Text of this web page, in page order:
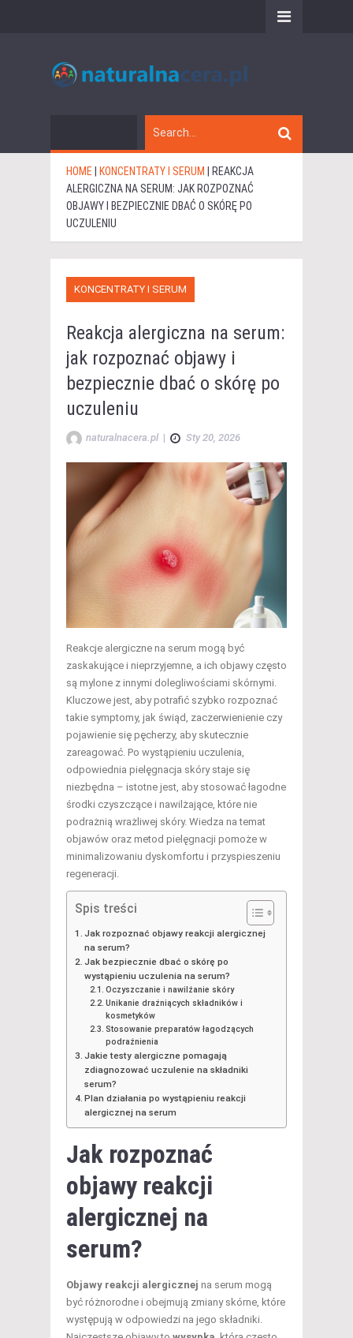
HOME KONCENTRATY I SERUM
REAKCJA
ALERGICZNA NA SERUM: JAK ROZPOZNAĆ
OBJAWY I BEZPIECZNIE DBAĆ O SKÓRĘ PO
UCZULENIU
KONCENTRATY I SERUM
Reakcja alergiczna na serum:
jak rozpoznać objawy i
bezpiecznie dbać o skórę po
uczuleniu
naturalnacera.pl | Sty 20, 2026
Reakcje alergiczne na serum mogą być
zaskakujące i nieprzyjemne, a ich objawy często
są mylone z innymi dolegliwościami skórnymi.
Kluczowe jest, aby potrafić szybko rozpoznać
takie symptomy, jak świąd, zaczerwienienie czy
pojawienie się pęcherzy, aby skutecznie
zareagować. Po wystąpieniu uczulenia,
odpowiednia pielęgnacja skóry staje się
niezbędna – istotne jest, aby stosować łagodne
środki czyszczące i nawilżające, które nie
podrażnią wrażliwej skóry. Wiedza na temat
objawów oraz metod pielęgnacji pomoże w
minimalizowaniu dyskomfortu i przyspieszeniu
regeneracji.
Spis treści
Jak rozpoznać objawy reakcji alergicznej
na serum?
Jak bezpiecznie dbać o skórę po
wystąpieniu uczulenia na serum?
Oczyszczanie i nawilżanie skóry
Unikanie drażniących składników i
kosmetyków
Stosowanie preparatów łagodzących
podrażnienia
Jakie testy alergiczne pomagają
zdiagnozować uczulenie na składniki
serum?
Plan działania po wystąpieniu reakcji
alergicznej na serum
Jak rozpoznać
objawy reakcji
alergicznej na
serum?
Objawy reakcji alergicznej na serum mogą
być różnorodne i obejmują zmiany skórne, które
występują w odpowiedzi na jego składniki.